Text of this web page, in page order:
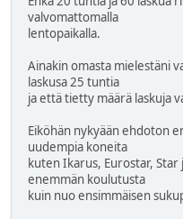
valvomattomalla
lentopaikalla.
Ainakin omasta mielestäni
laskusa 25 tuntia
ja että tietty määrä laskuja
Eiköhän nykyään ehdoton
uudempia koneita
kuten Ikarus, Eurostar,
enemmän koulutusta
kuin nuo ensimmäisen